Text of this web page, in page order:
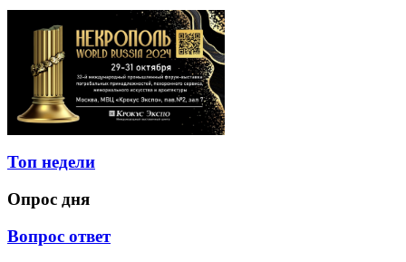
Топ недели
Опрос дня
Вопрос ответ